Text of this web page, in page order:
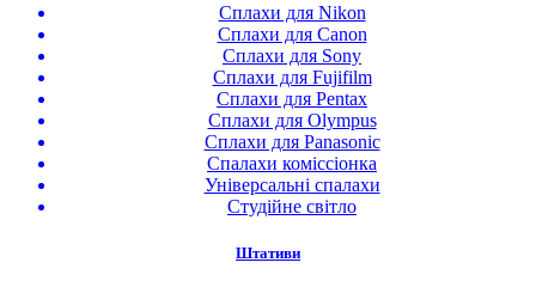
Сплахи для Nikon
Сплахи для Canon
Сплахи для Sony
Сплахи для Fujifilm
Сплахи для Pentax
Сплахи для Olympus
Сплахи для Panasonic
Спалахи коміссіонка
Універсальні спалахи
Студійне світло
Штативи